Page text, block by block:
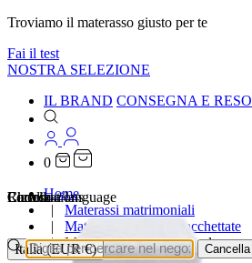
Troviamo il materasso giusto per te
Fai il test
NOSTRA SELEZIONE
IL BRAND CONSEGNA E RESO
0
Localizations
Italia (EUR €)
Choose a language
Ricerca
Cancella
CarrelloHome
Materassi matrimoniali
Materassi a molle insacchettate
Materasso Ibrido Originale